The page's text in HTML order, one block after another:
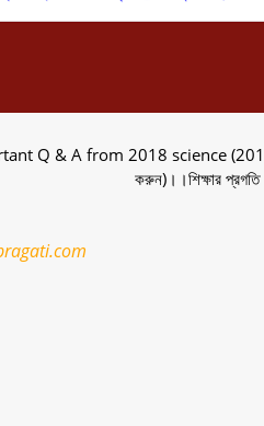
Q & A from 2018 science (
করুন)।।শিক্ষার প্রগতি